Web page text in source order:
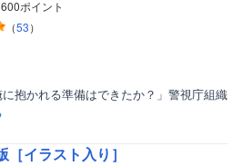
ポイント
（53）
抱かれる準備はできたか？」警視庁組織
イラスト入り］